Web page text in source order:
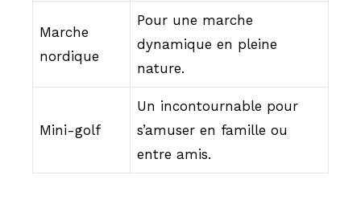
Marche
nordique
Pour une marche
dynamique en pleine
nature.
Mini-golf
Un incontournable pour
s’amuser en famille ou
entre amis.